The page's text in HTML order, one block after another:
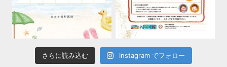
さらに読み込む Instagram でフォロー